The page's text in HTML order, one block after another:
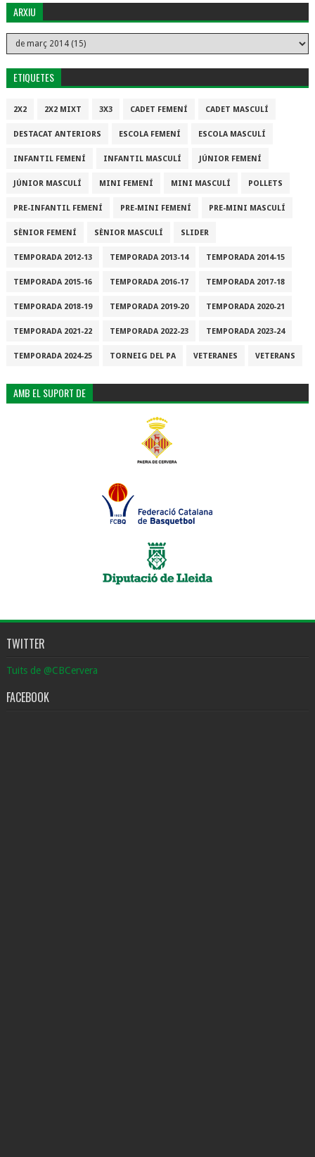
ARXIU
ETIQUETES
2X2 2X2 MIXT 3X3 CADET FEMENÍ CADET MASCULÍ
DESTACAT ANTERIORS ESCOLA FEMENÍ ESCOLA MASCULÍ
INFANTIL FEMENÍ INFANTIL MASCULÍ JÚNIOR FEMENÍ
JÚNIOR MASCULÍ MINI FEMENÍ MINI MASCULÍ POLLETS
PRE-INFANTIL FEMENÍ PRE-MINI FEMENÍ PRE-MINI MASCULÍ
SÈNIOR FEMENÍ SÈNIOR MASCULÍ SLIDER
TEMPORADA 2012-13 TEMPORADA 2013-14 TEMPORADA 2014-15
TEMPORADA 2015-16 TEMPORADA 2016-17 TEMPORADA 2017-18
TEMPORADA 2018-19 TEMPORADA 2019-20 TEMPORADA 2020-21
TEMPORADA 2021-22 TEMPORADA 2022-23 TEMPORADA 2023-24
TEMPORADA 2024-25 TORNEIG DEL PA VETERANES VETERANS
AMB EL SUPORT DE
TWITTER
Tuits de @CBCervera
FACEBOOK